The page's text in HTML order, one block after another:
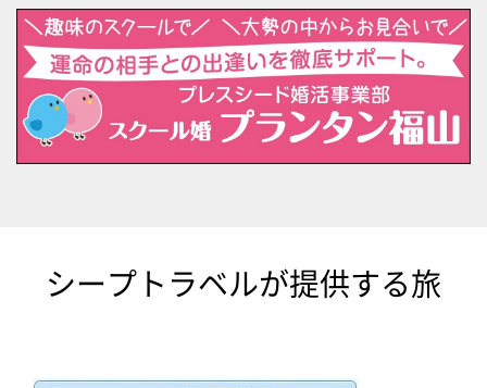
シープトラベルが提供する旅